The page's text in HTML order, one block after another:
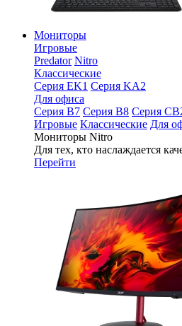
Мониторы
Игровые
Predator Nitro
Классические
Серия EK1 Серия KA2
Для офиса
Серия B7 Серия B8 Серия
Игровые Классические Для
Мониторы Nitro
Для тех, кто наслаждается
Перейти